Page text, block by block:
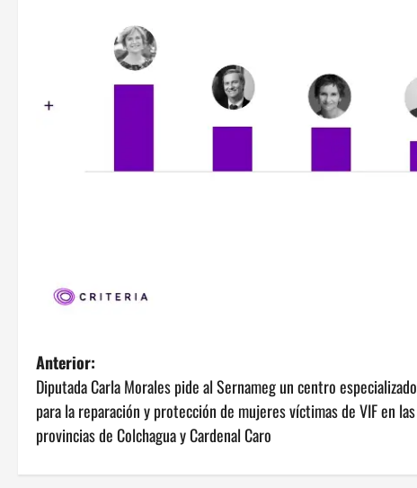
N
a
v
Anterior:
Diputada Carla Morales pide al Sernameg un centro especializado
para la reparación y protección de mujeres víctimas de VIF en las
provincias de Colchagua y Cardenal Caro